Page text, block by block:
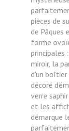
pièces de
de Pâques
forme
principales
miroir, la
d'un
décoré
verre
et les
démarque